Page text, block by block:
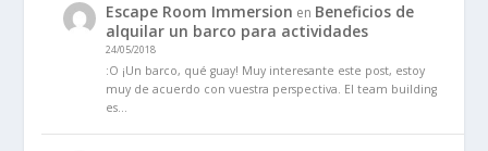
Escape Room Immersion en Beneficios de
alquilar un barco para actividades
24/05/2018
:O ¡Un barco, qué guay! Muy interesante este post, estoy
muy de acuerdo con vuestra perspectiva. El team building
es…